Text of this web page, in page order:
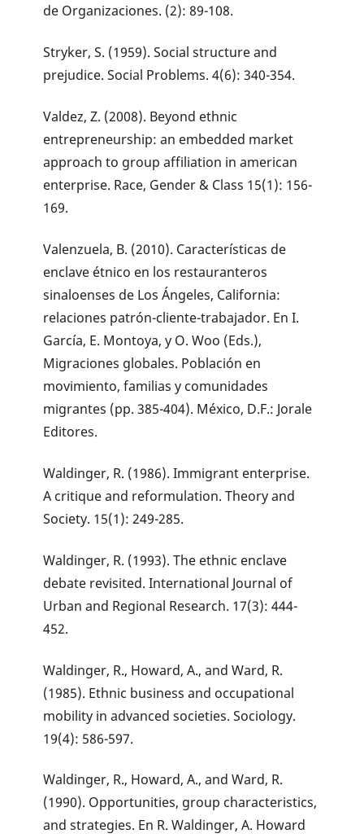
de Organizaciones. (2): 89-108.
Stryker, S. (1959). Social structure and
prejudice. Social Problems. 4(6): 340-354.
Valdez, Z. (2008). Beyond ethnic
entrepreneurship: an embedded market
approach to group affiliation in american
enterprise. Race, Gender & Class 15(1): 156-
169.
Valenzuela, B. (2010). Características de
enclave étnico en los restauranteros
sinaloenses de Los Ángeles, California:
relaciones patrón-cliente-trabajador. En I.
García, E. Montoya, y O. Woo (Eds.),
Migraciones globales. Población en
movimiento, familias y comunidades
migrantes (pp. 385-404). México, D.F.: Jorale
Editores.
Waldinger, R. (1986). Immigrant enterprise.
A critique and reformulation. Theory and
Society. 15(1): 249-285.
Waldinger, R. (1993). The ethnic enclave
debate revisited. International Journal of
Urban and Regional Research. 17(3): 444-
452.
Waldinger, R., Howard, A., and Ward, R.
(1985). Ethnic business and occupational
mobility in advanced societies. Sociology.
19(4): 586-597.
Waldinger, R., Howard, A., and Ward, R.
(1990). Opportunities, group characteristics,
and strategies. En R. Waldinger, A. Howard